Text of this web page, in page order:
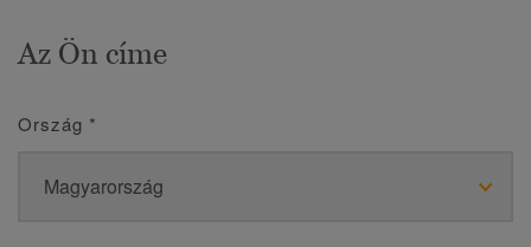
Az Ön címe
Ország *